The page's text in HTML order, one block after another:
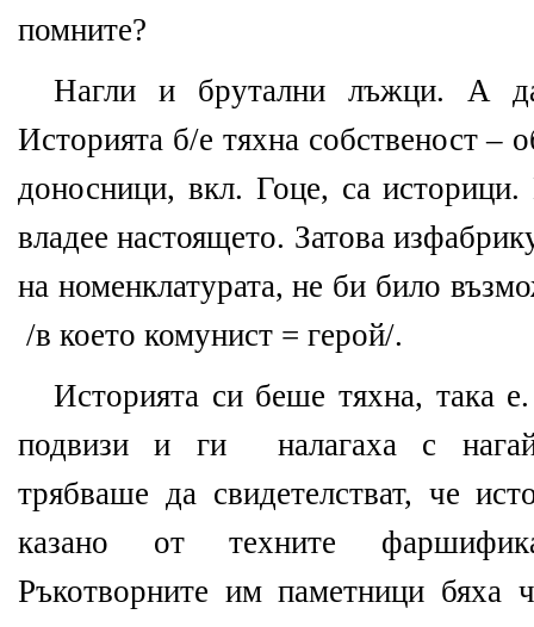
помните?
Нагли и брутални лъжци. А
Историята б/е тяхна собственост –
доносници, вкл. Гоце, са
владее настоящето. Затова
на номенклатурата, не би било
/в което комунист = герой/.
Историята си беше тяхна, така
подвизи и ги
налагаха с
трябваше да свидетелстват, че
казано от техните
Ръкотворните им паметници бяха